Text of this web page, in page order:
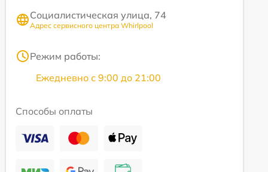
Социалистическая улица, 74
Адрес сервисного центра Whirlpool
Режим работы:
Ежедневно с 9:00 до 21:00
Способы оплаты